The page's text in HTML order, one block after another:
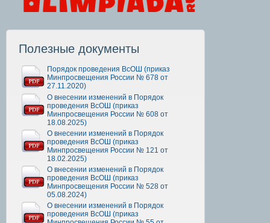
Полезные документы
Порядок проведения ВсОШ (приказ
Минпросвещения России № 678 от
27.11.2020)
О внесении изменений в Порядок
проведения ВсОШ (приказ
Минпросвещения России № 608 от
18.08.2025)
О внесении изменений в Порядок
проведения ВсОШ (приказ
Минпросвещения России № 121 от
18.02.2025)
О внесении изменений в Порядок
проведения ВсОШ (приказ
Минпросвещения России № 528 от
05.08.2024)
О внесении изменений в Порядок
проведения ВсОШ (приказ